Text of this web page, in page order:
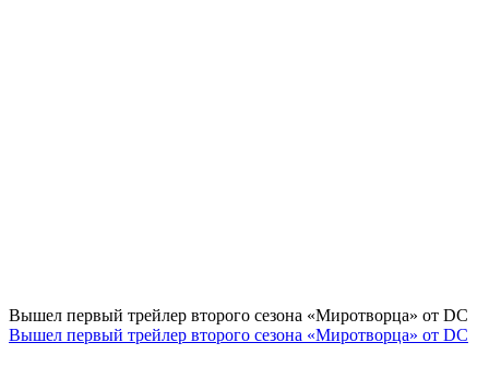
Вышел первый трейлер второго сезона «Миротворца» от DC
Вышел первый трейлер второго сезона «Миротворца» от DC